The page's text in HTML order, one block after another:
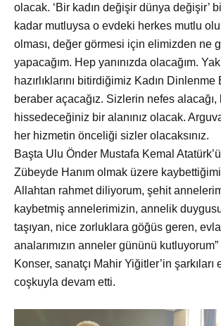
olacak. ‘Bir kadın değişir dünya değişir’
kadar mutluysa o evdeki herkes mutlu
olması, değer görmesi için elimizden ne
yapacağım. Hep yanınızda olacağım.
hazırlıklarını bitirdiğimiz Kadın
beraber açacağız. Sizlerin nefes
hissedeceğiniz bir alanınız olacak.
her hizmetin önceliği sizler olacaksınız.
Başta Ulu Önder Mustafa Kemal
Zübeyde Hanım olmak üzere
Allahtan rahmet diliyorum, şehit
kaybetmiş annelerimizin, annelik
taşıyan, nice zorluklara göğüs geren,
analarımızın anneler gününü
Konser, sanatçı Mahir Yiğitler’in şarkıları
coşkuyla devam etti.